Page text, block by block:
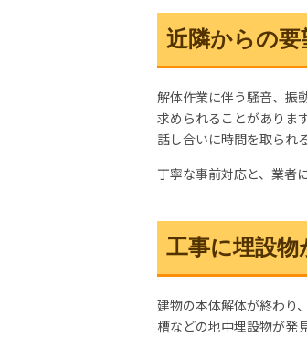
近隣からの要
解体作業に伴う騒音、振
求められることがありま
話し合いに時間を取られ
丁寧な事前対応と、業者
工事に埋設物
建物の本体解体が終わり
槽などの地中埋設物が発